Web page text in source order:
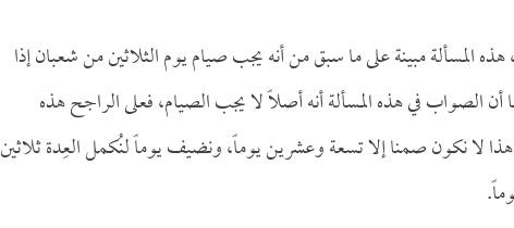
المسألة مبينة على ما سبق من أنه يجب صيام يوم الثلاثين من شعبان إذا
الصواب في هذه المسألة أنه أصلاً لا يجب الصيام، فعلى الراجح هذه
لا نكون صمنا إلا تسعة وعشرين يوماً، ونضيف يوماً لنُكمل العِدة ثلاثين